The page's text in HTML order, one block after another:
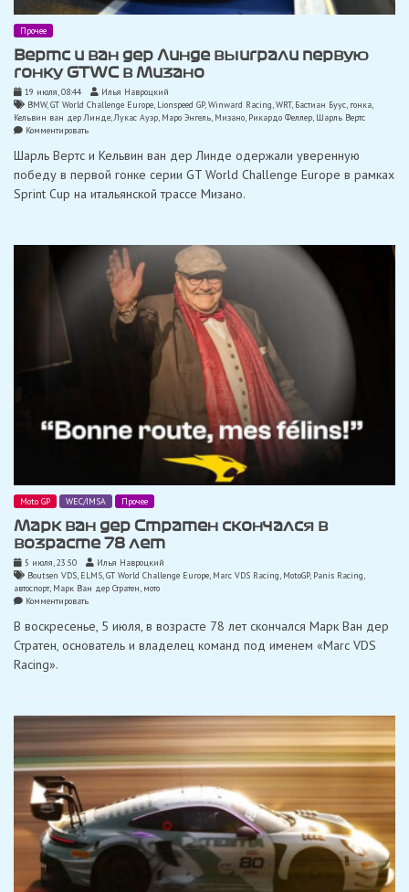
Прочее
Вертс и ван дер Линде выиграли первую
гонку GTWC в Мизано
19 июля, 08:44
Илья Навроцкий
BMW,GT World Challenge Europe, Lionspeed GP,Winward Racing,WRT, Бастиан Буус, гонка
Кельвин ван дер Линде,Лукас Ауэр, Маро Энгель, Мизано, Рикардо Феллер, Шарль Вертс
Комментироватьon
и
дер
Линде
GTWC
Мизано
Шарль Вертс и Кельвин ван дер Линде одержали уверенную
победу в первой гонке серии GT World Challenge Europe в рамках
Sprint Cup на итальянской трассе Мизано.
Moto GP WEC/IMSA Прочее
Марк ван дер Стратен скончался в
возрасте 78 лет
5 июля, 23:50
Илья Навроцкий
Boutsen VDS, ELMS,GT World Challenge Europe, Marc VDS Racing, MotoGP, Panis Racing
автоспорт, Марк Ван дер Стратен, мото
Комментироватьon
ван
Стратен
лет
В воскресенье, 5 июля, в возрасте 78 лет скончался Марк Ван дер
Стратен, основатель и владелец команд под именем «Marc VDS
Racing».